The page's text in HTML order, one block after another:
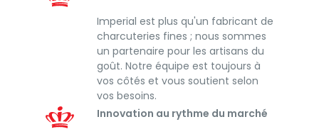
Imperial est plus qu'un fabricant de
charcuteries fines ; nous sommes
un partenaire pour les artisans du
goût. Notre équipe est toujours à
vos côtés et vous soutient selon
vos besoins.
Innovation au rythme du marché